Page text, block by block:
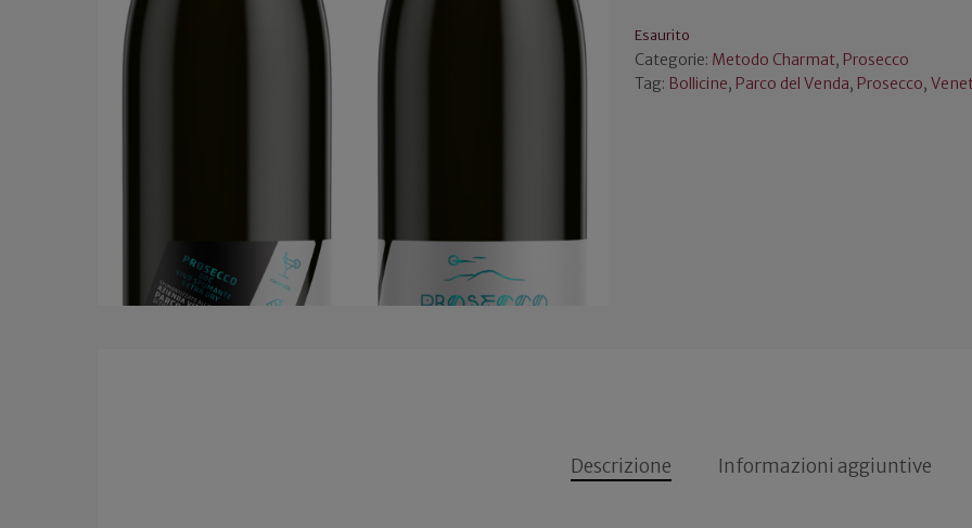
Esaurito
Categorie: Metodo Charmat, Prosecco
Tag: Bollicine, Parco del Venda, Prosecco,
Descrizione Informazioni aggiuntive